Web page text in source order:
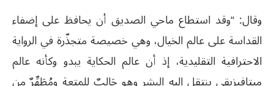
وقال: “وقد استطاع ماحي الصديق أن يحافظ على إضفاء
القداسة على عالم الخيال، وهي خصيصة متجذّرة في الرواية
الاحترافية التقليدية، إذ أن عالم الحكاية يبدو وكأنه عالم